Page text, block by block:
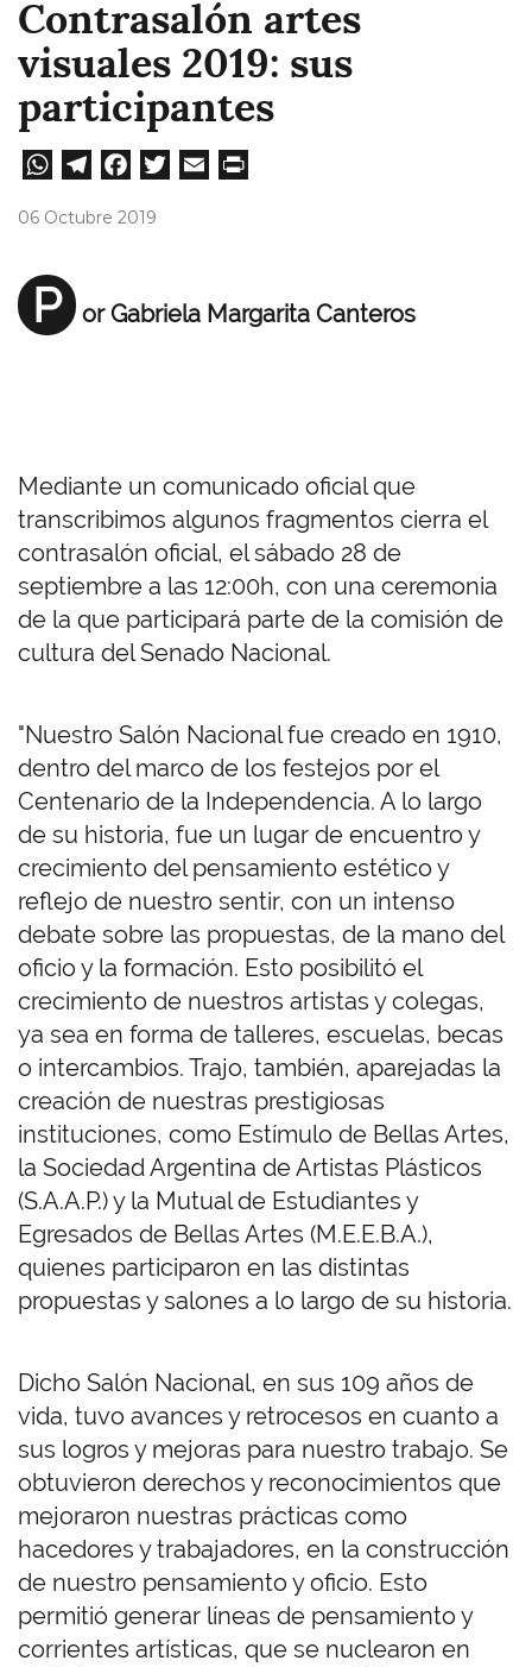
Contrasalón artes
visuales 2019: sus
participantes
W
A
pp
Te
m
Fa
06 Octubre 2019
P or Gabriela Margarita Canteros
Mediante un comunicado oficial que
transcribimos algunos fragmentos cierra el
contrasalón oficial, el sábado 28 de
septiembre a las 12:00h, con una ceremonia
de la que participará parte de la comisión de
cultura del Senado Nacional.
"Nuestro Salón Nacional fue creado en 1910,
dentro del marco de los festejos por el
Centenario de la Independencia. A lo largo
de su historia, fue un lugar de encuentro y
crecimiento del pensamiento estético y
reflejo de nuestro sentir, con un intenso
debate sobre las propuestas, de la mano del
oficio y la formación. Esto posibilitó el
crecimiento de nuestros artistas y colegas,
ya sea en forma de talleres, escuelas, becas
o intercambios. Trajo, también, aparejadas la
creación de nuestras prestigiosas
instituciones, como Estímulo de Bellas Artes,
la Sociedad Argentina de Artistas Plásticos
(S.A.A.P.) y la Mutual de Estudiantes y
Egresados de Bellas Artes (M.E.E.B.A.),
quienes participaron en las distintas
propuestas y salones a lo largo de su historia.
Dicho Salón Nacional, en sus 109 años de
vida, tuvo avances y retrocesos en cuanto a
sus logros y mejoras para nuestro trabajo. Se
obtuvieron derechos y reconocimientos que
mejoraron nuestras prácticas como
hacedores y trabajadores, en la construcción
de nuestro pensamiento y oficio. Esto
permitió generar líneas de pensamiento y
corrientes artísticas, que se nuclearon en